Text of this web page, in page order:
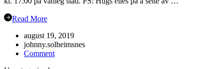
Read More
august 19, 2019
johnny.solheimsnes
Commenton